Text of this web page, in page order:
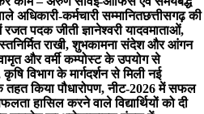
अधिकारी-कर्मचारी सम्मानितछत्तीसगढ़ की
पदक जीती ज्ञानेश्वरी यादवमाताओं,
राखी, शुभकामना संदेश और आंगन
और वर्मी कम्पोस्ट के उपयोग से
विभाग के मार्गदर्शन से मिली नई
तहत किया पौधारोपण, नीट-2026 में सफल
हासिल करने वाले विद्यार्थियों को दी